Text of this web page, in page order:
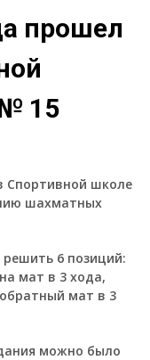
прошел
15
Спортивной школе
шахматных
6 позиций:
мат в 3 хода,
мат в 3
можно было